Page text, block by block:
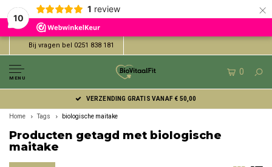
10
1 review ×
Bij vragen bel 0251 838 181
MENU
0
VERZENDING GRATIS VANAF € 50,00
Home Tags biologische maitake
Producten getagd met biologische
maitake